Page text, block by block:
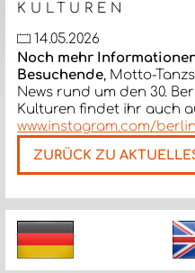
KULTUREN
14.05.2026
Noch mehr
Besuchende, Motto-
News rund um den 30.
Kulturen findet ihr auch
www.instagram.com/
ZURÜCK ZU
Nächste